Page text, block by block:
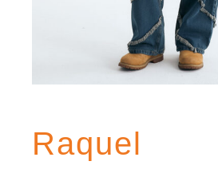
Raquel